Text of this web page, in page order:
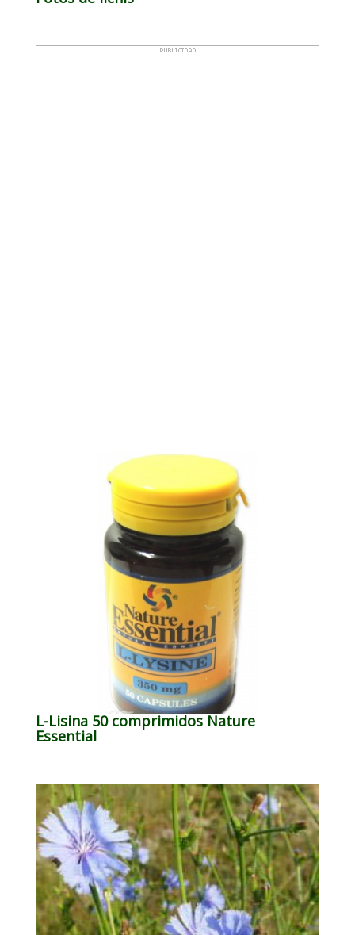
L-Lisina 50 comprimidos Nature
Essential